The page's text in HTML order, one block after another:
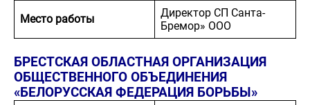
Место работы
Директор СП Санта-
Бремор» ООО
БРЕСТСКАЯ ОБЛАСТНАЯ ОРГАНИЗАЦИЯ
ОБЩЕСТВЕННОГО ОБЪЕДИНЕНИЯ
«БЕЛОРУССКАЯ ФЕДЕРАЦИЯ БОРЬБЫ»